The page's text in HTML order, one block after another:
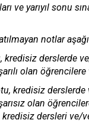
ve yarıyıl sonu
notlar
kredisiz derslerde
olan öğrencilere
kredisiz
olan
dersleri ve/